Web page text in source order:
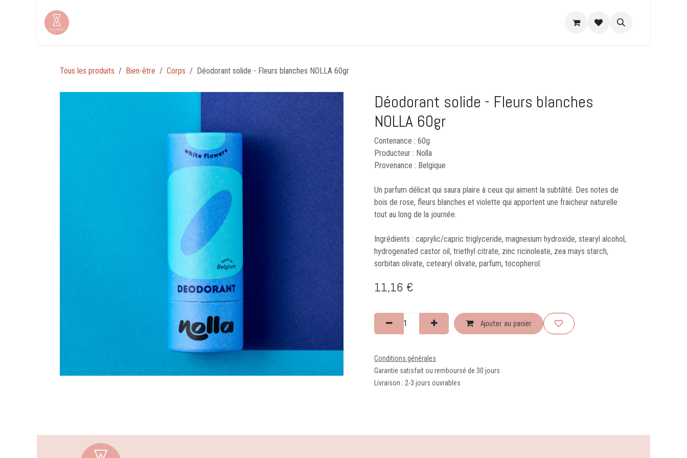
Tous les produits Bien-être Corps Déodorant solide - Fleurs blanches NOLLA 60gr
Déodorant solide - Fleurs blanches
NOLLA 60gr
Contenance : 60g
Producteur : Nolla
Provenance : Belgique
Un parfum délicat qui saura plaire à ceux qui aiment la subtilité. Des notes de
bois de rose, fleurs blanches et violette qui apportent une fraicheur naturelle
tout au long de la journée.
Ingrédients : caprylic/capric triglyceride, magnesium hydroxide, stearyl alcohol,
hydrogenated castor oil, triethyl citrate, zinc ricinoleate, zea mays starch,
sorbitan olivate, cetearyl olivate, parfum, tocopherol.
11,16 €
Ajouter au panier
Conditions générales
Garantie satisfait ou remboursé de 30 jours
Livraison : 2-3 jours ouvrables